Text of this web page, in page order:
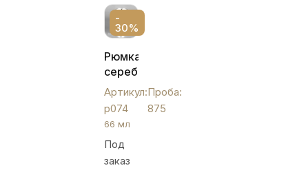
-
30%
Рюмка
серебряная
, р074
Артикул:
р074
Проба:
875
66 мл
Под
заказ